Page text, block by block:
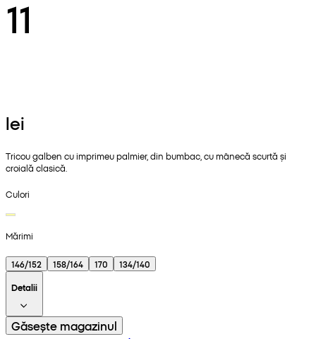
11
lei
Tricou galben cu imprimeu palmier, din bumbac, cu mânecă scurtă și
croială clasică.
Culori
Mărimi
146/152 158/164 170
134/140
Detalii
Găsește magazinul